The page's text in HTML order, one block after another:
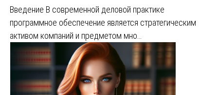
Введение В современной деловой практике
программное обеспечение является стратегическим
активом компаний и предметом мно…